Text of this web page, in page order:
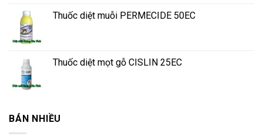
Thuốc diệt muỗi PERMECIDE 50EC
Thuốc diệt mọt gỗ CISLIN 25EC
BÁN NHIỀU